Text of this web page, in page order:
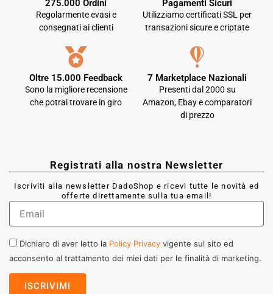
275.000 Ordini
Regolarmente evasi e
consegnati ai clienti
Pagamenti Sicuri
Utilizziamo certificati SSL per
transazioni sicure e criptate
Oltre 15.000 Feedback
Sono la migliore recensione
che potrai trovare in giro
7 Marketplace Nazionali
Presenti dal 2000 su
Amazon, Ebay e comparatori
di prezzo
Registrati alla nostra Newsletter
Iscriviti alla newsletter DadoShop e ricevi tutte le novità ed
offerte direttamente sulla tua email!
Dichiaro di aver letto la Policy Privacy vigente sul sito ed
acconsento al trattamento dei miei dati per le finalità di marketing.